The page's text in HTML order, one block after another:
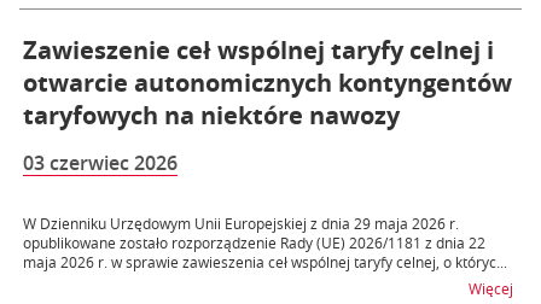
Zawieszenie ceł wspólnej taryfy celnej i
otwarcie autonomicznych kontyngentów
taryfowych na niektóre nawozy
03 czerwiec 2026
W Dzienniku Urzędowym Unii Europejskiej z dnia 29 maja 2026 r.
opublikowane zostało rozporządzenie Rady (UE) 2026/1181 z dnia 22
maja 2026 r. w sprawie zawieszenia ceł wspólnej taryfy celnej, o któryc...
Więcej